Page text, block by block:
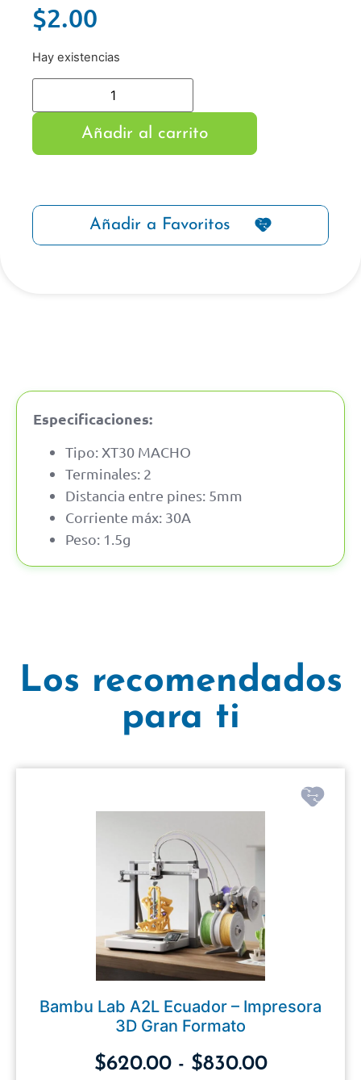
$2.00
Hay existencias
Añadir al carrito
Añadir a Favoritos
Especificaciones:
Tipo: XT30 MACHO
Terminales: 2
Distancia entre pines: 5mm
Corriente máx: 30A
Peso: 1.5g
Los recomendados
para ti
Bambu Lab A2L Ecuador – Impresora
3D Gran Formato
$620.00 - $830.00